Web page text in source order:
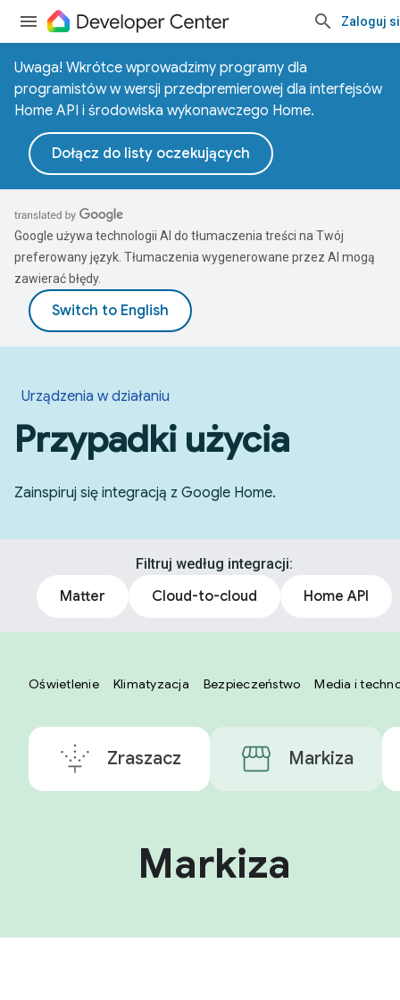
Zaloguj
Uwaga! Wkrótce wprowadzimy programy dla
programistów w wersji przedpremierowej dla interfejsów
Home API i środowiska wykonawczego Home.
Dołącz do listy oczekujących
Google używa technologii AI do tłumaczenia treści na Twój
preferowany język. Tłumaczenia wygenerowane przez AI mogą
zawierać błędy.
Urządzenia w działaniu
Przypadki użycia
Zainspiruj się integracją z Google Home.